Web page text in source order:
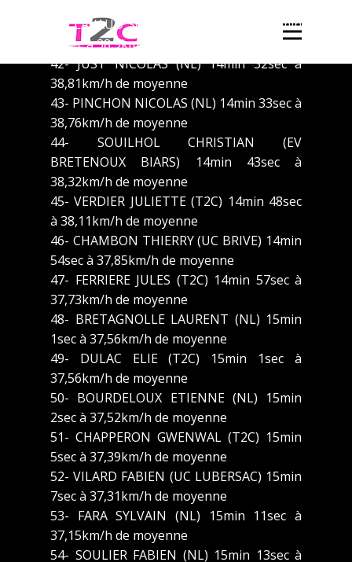
41- LAVAUD SOLINE (UC CONDAT) 14min
30sec à 38,9km/h de moyenne
42- JUST NICOLAS (NL) 14min 32sec à
38,81km/h de moyenne
43- PINCHON NICOLAS (NL) 14min 33sec à
38,76km/h de moyenne
44- SOUILHOL CHRISTIAN (EV
BRETENOUX BIARS) 14min 43sec à
38,32km/h de moyenne
45- VERDIER JULIETTE (T2C) 14min 48sec
à 38,11km/h de moyenne
46- CHAMBON THIERRY (UC BRIVE) 14min
54sec à 37,85km/h de moyenne
47- FERRIERE JULES (T2C) 14min 57sec à
37,73km/h de moyenne
48- BRETAGNOLLE LAURENT (NL) 15min
1sec à 37,56km/h de moyenne
49- DULAC ELIE (T2C) 15min 1sec à
37,56km/h de moyenne
50- BOURDELOUX ETIENNE (NL) 15min
2sec à 37,52km/h de moyenne
51- CHAPPERON GWENWAL (T2C) 15min
5sec à 37,39km/h de moyenne
52- VILARD FABIEN (UC LUBERSAC) 15min
7sec à 37,31km/h de moyenne
53- FARA SYLVAIN (NL) 15min 11sec à
37,15km/h de moyenne
54- SOULIER FABIEN (NL) 15min 13sec à